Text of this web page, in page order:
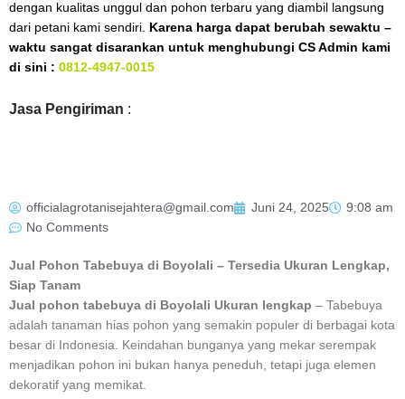
dengan kualitas unggul dan pohon terbaru yang diambil langsung
dari petani kami sendiri. Karena harga dapat berubah sewaktu –
waktu sangat disarankan untuk menghubungi CS Admin kami
di sini : 0812-4947-0015
Jasa Pengiriman :
officialagrotanisejahtera@gmail.com Juni 24, 2025
9:08 am
No Comments
Jual Pohon Tabebuya di Boyolali – Tersedia Ukuran Lengkap,
Siap Tanam
Jual pohon tabebuya di Boyolali Ukuran lengkap – Tabebuya
adalah tanaman hias pohon yang semakin populer di berbagai kota
besar di Indonesia. Keindahan bunganya yang mekar serempak
menjadikan pohon ini bukan hanya peneduh, tetapi juga elemen
dekoratif yang memikat.